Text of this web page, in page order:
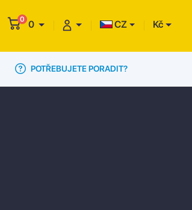
0 0 CZ Kč
POTŘEBUJETE PORADIT?